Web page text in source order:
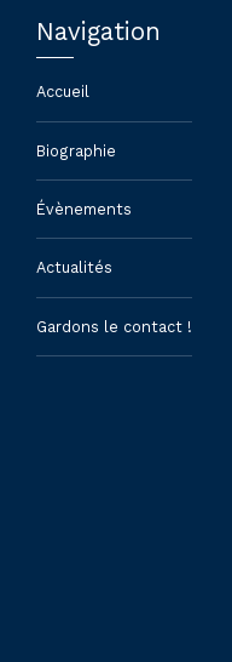
Navigation
Accueil
Biographie
Évènements
Actualités
Gardons le contact !